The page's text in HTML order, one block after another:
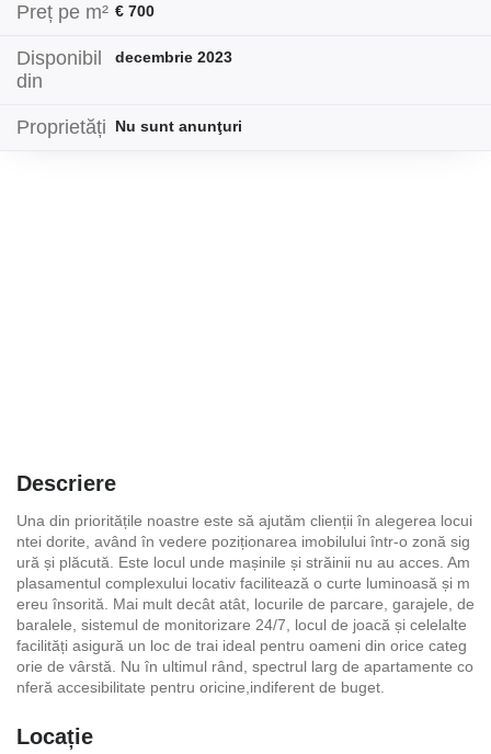
Preț pe m² € 700
Disponibil
din
decembrie 2023
Proprietăți Nu sunt anunţuri
Descriere
Una din prioritățile noastre este să ajutăm clienții în alegerea locui
ntei dorite, având în vedere poziționarea imobilului într-o zonă sig
ură și plăcută. Este locul unde mașinile și străinii nu au acces. Am
plasamentul complexului locativ facilitează o curte luminoasă și m
ereu însorită. Mai mult decât atât, locurile de parcare, garajele, de
baralele, sistemul de monitorizare 24/7, locul de joacă și celelalte
facilități asigură un loc de trai ideal pentru oameni din orice categ
orie de vârstă. Nu în ultimul rând, spectrul larg de apartamente co
nferă accesibilitate pentru oricine,indiferent de buget.
Locație